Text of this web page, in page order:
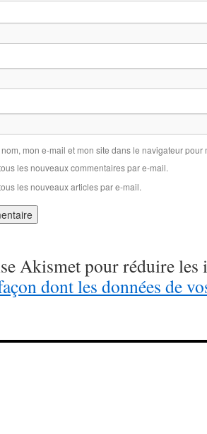
mon e-mail et mon site dans le navigateur
les nouveaux commentaires par e-mail.
les nouveaux articles par e-mail.
Akismet pour réduire les
dont les données de